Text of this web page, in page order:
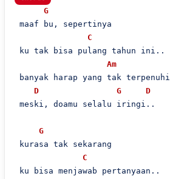
G
maaf bu, sepertinya
C
ku tak bisa pulang tahun ini..
Am
banyak harap yang tak terpenuhi
D
G
D
meski, doamu selalu iringi..
G
kurasa tak sekarang
C
ku bisa menjawab pertanyaan..